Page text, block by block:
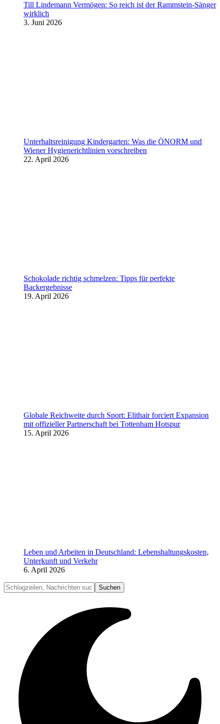
Till Lindemann Vermögen: So reich ist der Rammstein-Sänger
wirklich
3. Juni 2026
Unterhaltsreinigung Kindergarten: Was die ÖNORM und
Wiener Hygienerichtlinien vorschreiben
22. April 2026
Schokolade richtig schmelzen: Tipps für perfekte
Backergebnisse
19. April 2026
Globale Reichweite durch Sport: Elithair forciert Expansion
mit offizieller Partnerschaft bei Tottenham Hotspur
15. April 2026
Leben und Arbeiten in Deutschland: Lebenshaltungskosten,
Unterkunft und Verkehr
6. April 2026